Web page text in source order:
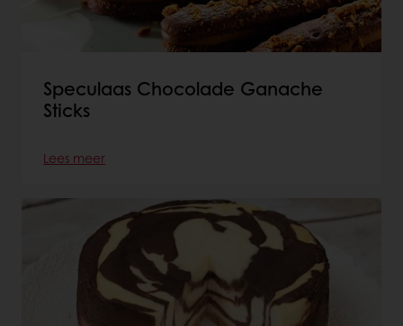
Speculaas Chocolade Ganache
Sticks
Lees meer